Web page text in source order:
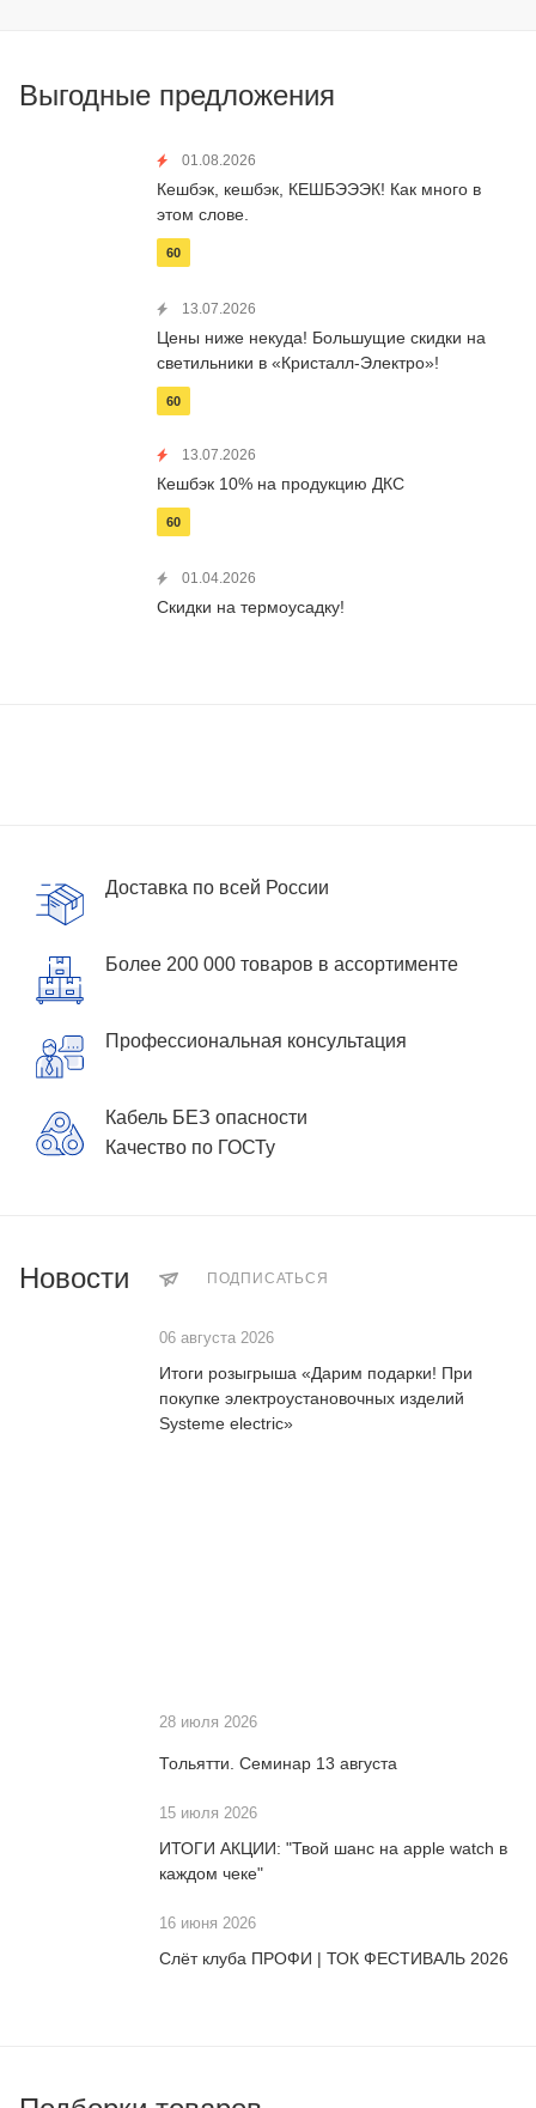
Выгодные предложения
01.08.2026
Кешбэк, кешбэк, КЕШБЭЭЭК! Как много в
этом слове.
60
13.07.2026
Цены ниже некуда! Большущие скидки на
светильники в «Кристалл-Электро»!
60
13.07.2026
Кешбэк 10% на продукцию ДКС
60
01.04.2026
Скидки на термоусадку!
Доставка по всей России
Более 200 000 товаров в ассортименте
Профессиональная консультация
Кабель БЕЗ опасности
Качество по ГОСТу
Новости ПОДПИСАТЬСЯ
06 августа 2026
Итоги розыгрыша «Дарим подарки! При
покупке электроустановочных изделий
Systeme electric»
28 июля 2026
Тольятти. Семинар 13 августа
15 июля 2026
ИТОГИ АКЦИИ: "Твой шанс на apple watch в
каждом чеке"
16 июня 2026
Слёт клуба ПРОФИ | ТОК ФЕСТИВАЛЬ 2026